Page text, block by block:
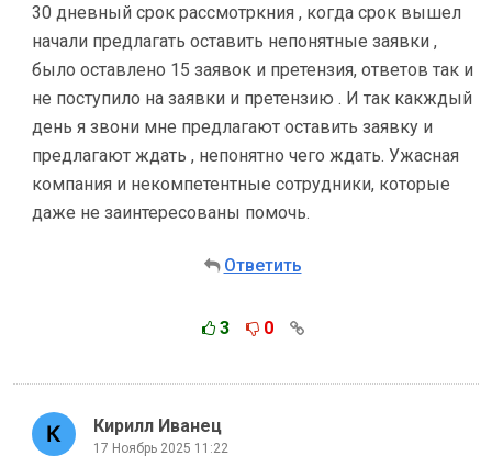
30 дневный срок рассмотркния , когда срок вышел
начали предлагать оставить непонятные заявки ,
было оставлено 15 заявок и претензия, ответов так и
не поступило на заявки и претензию . И так какждый
день я звони мне предлагают оставить заявку и
предлагают ждать , непонятно чего ждать. Ужасная
компания и некомпетентные сотрудники, которые
даже не заинтересованы помочь.
Ответить
3 0
Кирилл Иванец
17 Ноябрь 2025 11:22